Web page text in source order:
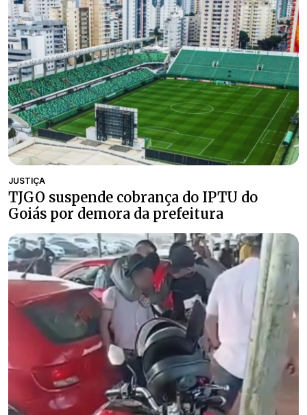
JUSTIÇA
TJGO suspende cobrança do IPTU do
Goiás por demora da prefeitura